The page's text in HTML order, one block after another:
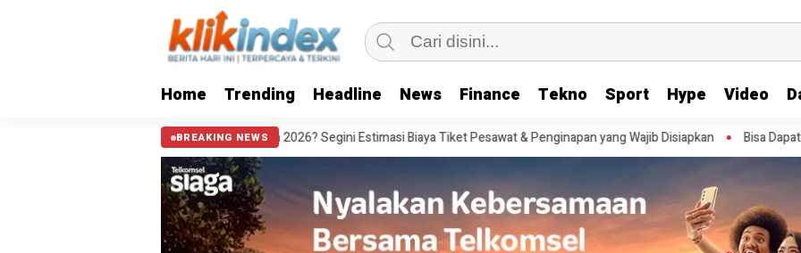
Home Trending Headline News Finance Tekno Sport Hype Video
BREAKING NEWS
Pandang Istana 2026? Segini Estimasi Biaya Tiket Pesawat & Penginapan yang Wajib Disiapkan Bisa Dapat Hingga Rp1,8 Juta, Ini Tanda-